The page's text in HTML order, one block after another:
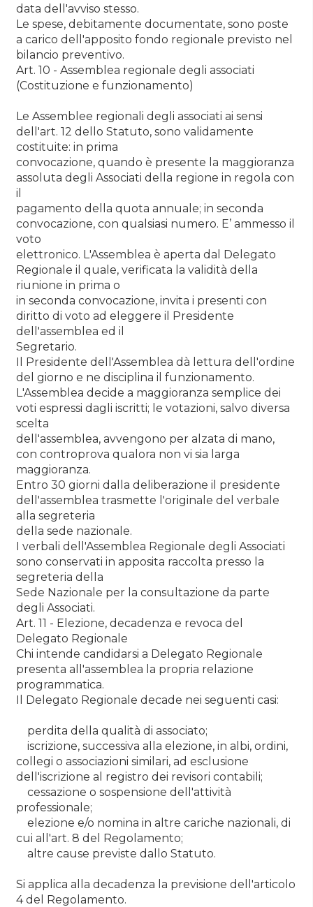
data dell'avviso stesso.
Le spese, debitamente documentate, sono poste
a carico dell'apposito fondo regionale previsto nel
bilancio preventivo.
Art. 10 - Assemblea regionale degli associati
(Costituzione e funzionamento)
Le Assemblee regionali degli associati ai sensi
dell'art. 12 dello Statuto, sono validamente
costituite: in prima
convocazione, quando è presente la maggioranza
assoluta degli Associati della regione in regola con
il
pagamento della quota annuale; in seconda
convocazione, con qualsiasi numero. E’ ammesso il
voto
elettronico. L'Assemblea è aperta dal Delegato
Regionale il quale, verificata la validità della
riunione in prima o
in seconda convocazione, invita i presenti con
diritto di voto ad eleggere il Presidente
dell'assemblea ed il
Segretario.
Il Presidente dell'Assemblea dà lettura dell'ordine
del giorno e ne disciplina il funzionamento.
L'Assemblea decide a maggioranza semplice dei
voti espressi dagli iscritti; le votazioni, salvo diversa
scelta
dell'assemblea, avvengono per alzata di mano,
con controprova qualora non vi sia larga
maggioranza.
Entro 30 giorni dalla deliberazione il presidente
dell'assemblea trasmette l'originale del verbale
alla segreteria
della sede nazionale.
I verbali dell'Assemblea Regionale degli Associati
sono conservati in apposita raccolta presso la
segreteria della
Sede Nazionale per la consultazione da parte
degli Associati.
Art. 11 - Elezione, decadenza e revoca del
Delegato Regionale
Chi intende candidarsi a Delegato Regionale
presenta all'assemblea la propria relazione
programmatica.
Il Delegato Regionale decade nei seguenti casi:
perdita della qualità di associato;
iscrizione, successiva alla elezione, in albi, ordini,
collegi o associazioni similari, ad esclusione
dell'iscrizione al registro dei revisori contabili;
cessazione o sospensione dell'attività
professionale;
elezione e/o nomina in altre cariche nazionali, di
cui all'art. 8 del Regolamento;
altre cause previste dallo Statuto.
Si applica alla decadenza la previsione dell'articolo
4 del Regolamento.